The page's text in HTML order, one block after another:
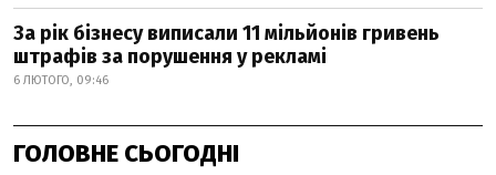
За рік бізнесу виписали 11 мільйонів гривень
штрафів за порушення у рекламі
6 ЛЮТОГО, 09:46
ГОЛОВНЕ СЬОГОДНІ